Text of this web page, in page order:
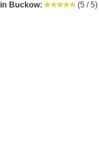
in Buckow: (5 / 5)